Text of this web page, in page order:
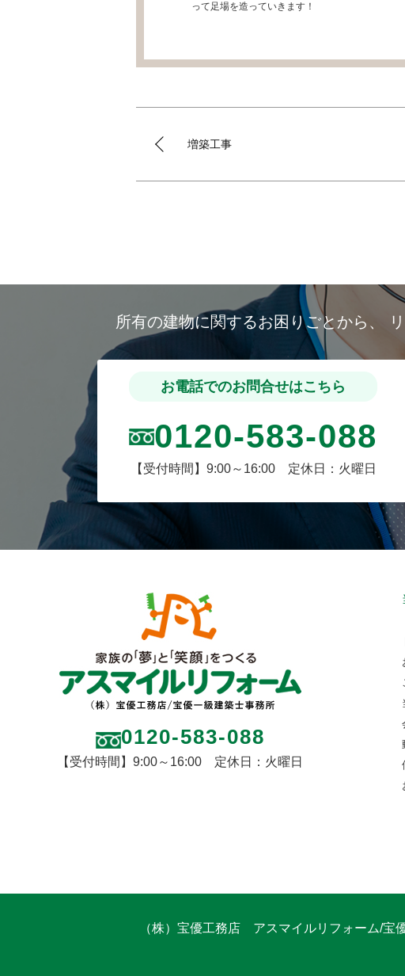
って足場を造っていきます！
増築工事
所有の建物に関するお困りごとから、
お電話でのお問合せはこちら
0120-583-088
【受付時間】9:00～16:00 定休日：火曜日
0120-583-088
【受付時間】9:00～16:00 定休日：火曜日
（株）宝優工務店 アスマイルリフォーム/宝